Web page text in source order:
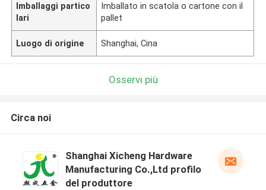
Imballaggi partico
lari
Imballato in scatola o cartone con il
pallet
Luogo di origine Shanghai, Cina
Osservi più
Circa noi
Shanghai Xicheng Hardware
Manufacturing Co.,Ltd profilo
del produttore